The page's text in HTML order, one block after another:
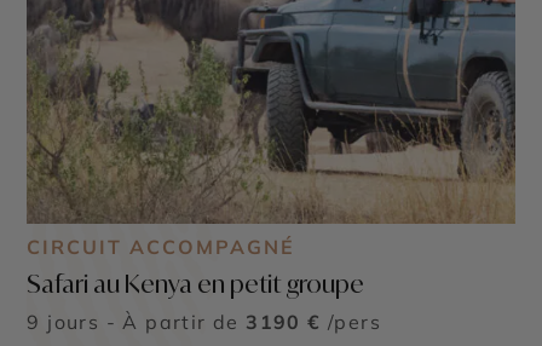
CIRCUIT ACCOMPAGNÉ
Safari au Kenya en petit groupe
9 jours - À partir de 3190 € /pers